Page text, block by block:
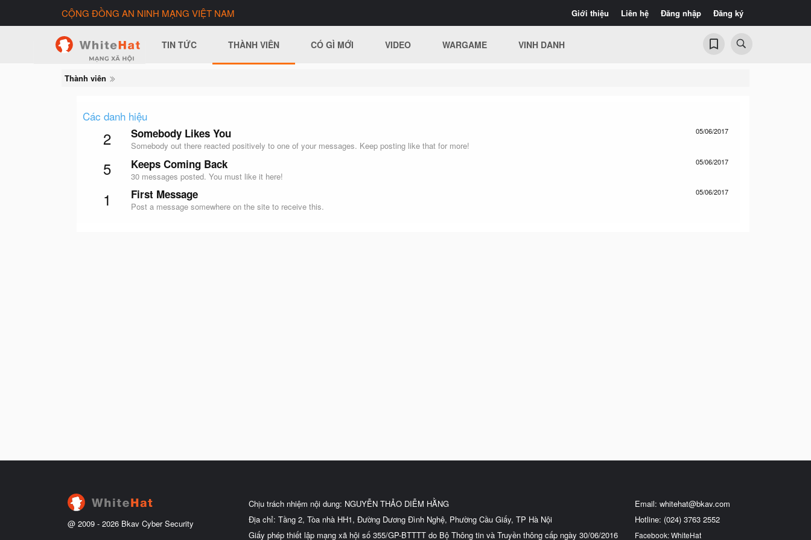
Giới thiệu Liên hệ Đăng nhập Đăng ký
CỘNG ĐỒNG AN NINH MẠNG VIỆT NAM
TIN TỨC THÀNH VIÊN CÓ GÌ MỚI VIDEO WARGAME VINH DANH
Thành viên
Các danh hiệu
2 05/06/2017
Somebody Likes You
Somebody out there reacted positively to one of your messages. Keep posting like that for more!
5 05/06/2017
Keeps Coming Back
30 messages posted. You must like it here!
1 05/06/2017
First Message
Post a message somewhere on the site to receive this.
@ 2009 - 2026 Bkav Cyber Security
Chịu trách nhiệm nội dung: NGUYỄN THẢO DIỄM HẰNG
Địa chỉ: Tầng 2, Tòa nhà HH1, Đường Dương Đình Nghệ, Phường Cầu Giấy, TP Hà Nội
Giấy phép thiết lập mạng xã hội số 355/GP-BTTTT do Bộ Thông tin và Truyền thông cấp ngày 30/06/2016
Email: whitehat@bkav.com
Hotline: (024) 3763 2552
Facebook: WhiteHat